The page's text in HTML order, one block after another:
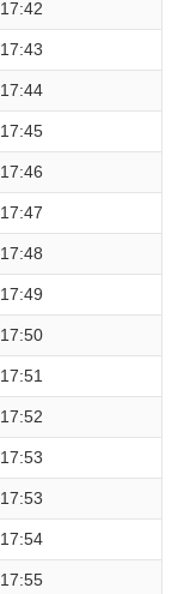
17:42
17:43
17:44
17:45
17:46
17:47
17:48
17:49
17:50
17:51
17:52
17:53
17:53
17:54
17:55